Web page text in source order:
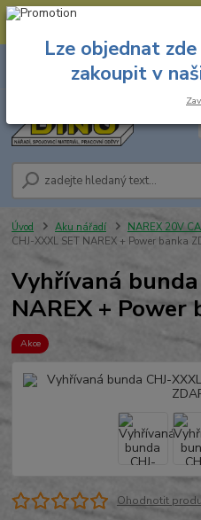
--- Spojovací materiál: 774 431 045
8.00 hod. - 16.00 hod.
Úvod Aku nářadí NAREX 20V
CHJ-XXXL SET NAREX + Power banka
Vyhřívaná bunda
NAREX + Power
Akce
Ohodnotit
Lze objednat
zakoupit v